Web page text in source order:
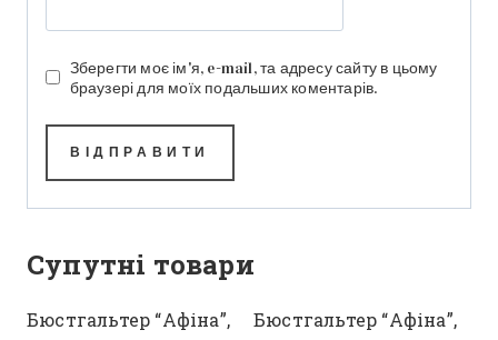
Зберегти моє ім'я, e-mail, та адресу сайту в цьому
браузері для моїх подальших коментарів.
Супутні товари
Бюстгальтер “Афіна”,
Бюстгальтер “Афіна”,